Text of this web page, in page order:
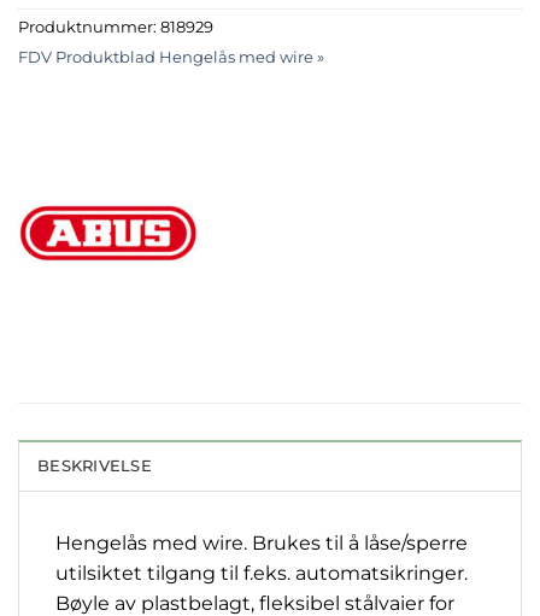
Produktnummer: 818929
FDV Produktblad Hengelås med wire »
BESKRIVELSE
Hengelås med wire. Brukes til å låse/sperre
utilsiktet tilgang til f.eks. automatsikringer.
Bøyle av plastbelagt, fleksibel stålvaier for